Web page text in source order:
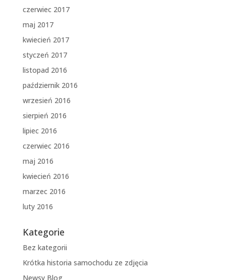
czerwiec 2017
maj 2017
kwiecień 2017
styczeń 2017
listopad 2016
październik 2016
wrzesień 2016
sierpień 2016
lipiec 2016
czerwiec 2016
maj 2016
kwiecień 2016
marzec 2016
luty 2016
Kategorie
Bez kategorii
Krótka historia samochodu ze zdjęcia
Newsy Blog